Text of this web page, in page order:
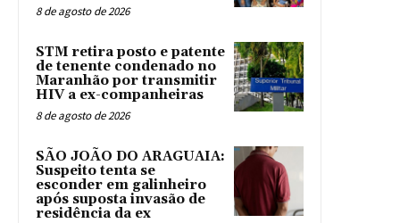
8 de agosto de 2026
STM retira posto e patente
de tenente condenado no
Maranhão por transmitir
HIV a ex-companheiras
8 de agosto de 2026
SÃO JOÃO DO ARAGUAIA:
Suspeito tenta se
esconder em galinheiro
após suposta invasão de
residência da ex